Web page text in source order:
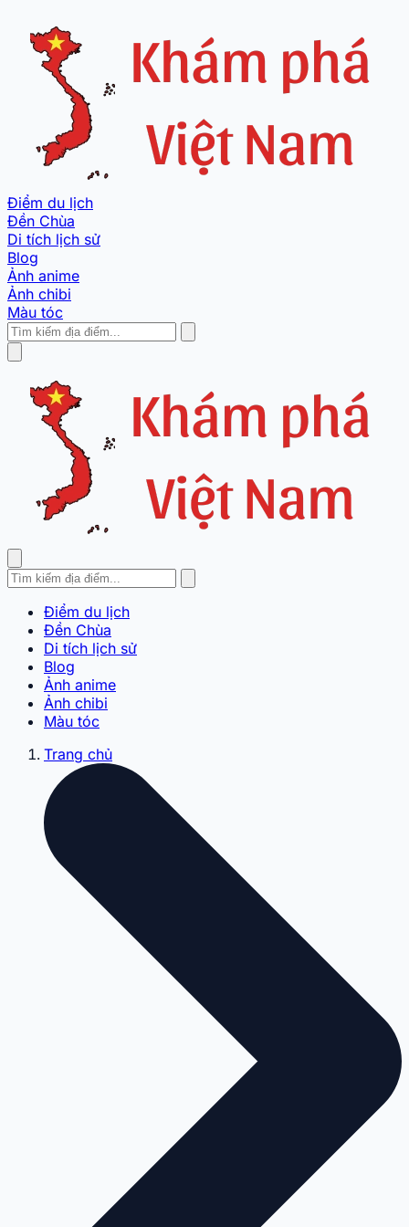
Điểm du lịch
Đền Chùa
Di tích lịch sử
Blog
Ảnh anime
Ảnh chibi
Màu tóc
Điểm du lịch
Đền Chùa
Di tích lịch sử
Blog
Ảnh anime
Ảnh chibi
Màu tóc
Trang chủ